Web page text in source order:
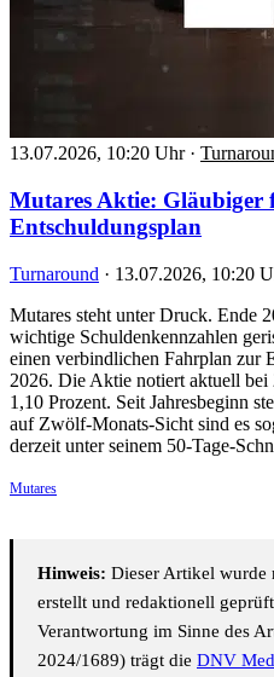
13.07.2026, 10:20 Uhr ·
Mutares Aktie: Gläubiger
Entschuldungsplan
Turnaround · 13.07.2026, 10:20
Mutares steht unter Druck. Ende
wichtige Schuldenkennzahlen
einen verbindlichen Fahrplan zur
2026. Die Aktie notiert aktuell bei
1,10 Prozent. Seit Jahresbeginn
auf Zwölf-Monats-Sicht sind es
derzeit unter seinem 50-Tage-
Mutares
Hinweis: Dieser Artikel
erstellt und redaktionell
Verantwortung im Sinne des
2024/1689) trägt die DNV